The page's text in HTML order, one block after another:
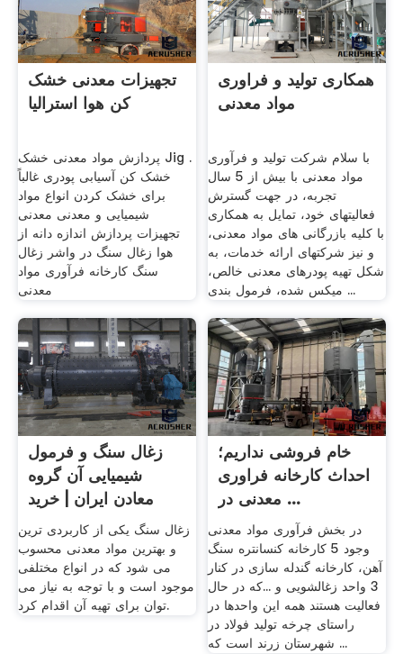
تجهیزات معدنی خشک
کن هوا استرالیا
پردازش مواد معدنی خشک Jig .
خشک کن آسیابی پودری غالباً
برای خشک کردن انواع مواد
شیمیایی و معدنی معدنی
تجهیزات پردازش اندازه دانه از
هوا زغال سنگ در واشر زغال
سنگ کارخانه فرآوری مواد
معدنی
همکاری تولید و فراوری
مواد معدنی
با سلام شرکت تولید و فرآوری
مواد معدنی با بیش از 5 سال
تجربه، در جهت گسترش
فعالیتهای خود، تمایل به همکاری
با کلیه بازرگانی های مواد معدنی،
و نیز شرکتهای ارائه خدمات، به
شکل تهیه پودرهای معدنی خالص،
میکس شده، فرمول بندی ...
زغال سنگ و فرمول
شیمیایی آن گروه
معادن ایران | خرید
فروش ...
زغال سنگ یکی از کاربردی ترین
و بهترین مواد معدنی محسوب
می شود که در انواع مختلفی
موجود است و با توجه به نیاز می
توان برای تهیه آن اقدام کرد.
خام فروشی نداریم؛
احداث کارخانه فراوری
معدنی در ...
در بخش فرآوری مواد معدنی
وجود 5 کارخانه کنسانتره سنگ
آهن، کارخانه گندله سازی در کنار
3 واحد زغالشویی و ...که در حال
فعالیت هستند همه این واحدها در
راستای چرخه تولید فولاد در
شهرستان زرند است که ...